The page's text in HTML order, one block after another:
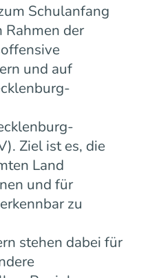
Schulanfang
der
und auf
Ziel ist es, die
Land
und für
zu
stehen dabei für